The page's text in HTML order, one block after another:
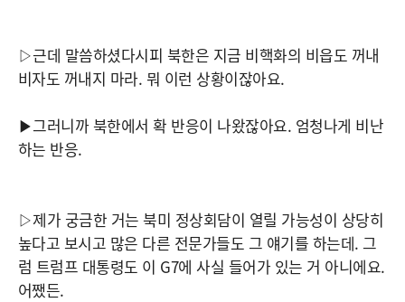
▷근데 말씀하셨다시피 북한은 지금 비핵화의 비읍도 꺼내
비자도 꺼내지 마라. 뭐 이런 상황이잖아요.
▶그러니까 북한에서 확 반응이 나왔잖아요. 엄청나게 비난
하는 반응.
▷제가 궁금한 거는 북미 정상회담이 열릴 가능성이 상당히
높다고 보시고 많은 다른 전문가들도 그 얘기를 하는데. 그
럼 트럼프 대통령도 이 G7에 사실 들어가 있는 거 아니에요.
어쨌든.